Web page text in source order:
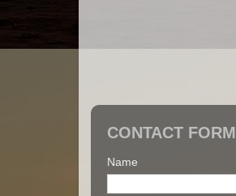
CONTACT FORM
Name